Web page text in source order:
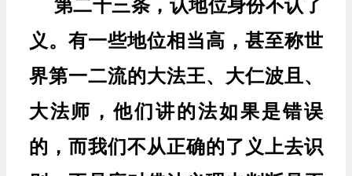
第二十三条，认地位身份不认了
义。有一些地位相当高，甚至称世
界第一二流的大法王、大仁波且、
大法师，他们讲的法如果是错误
的，而我们不从正确的了义上去识